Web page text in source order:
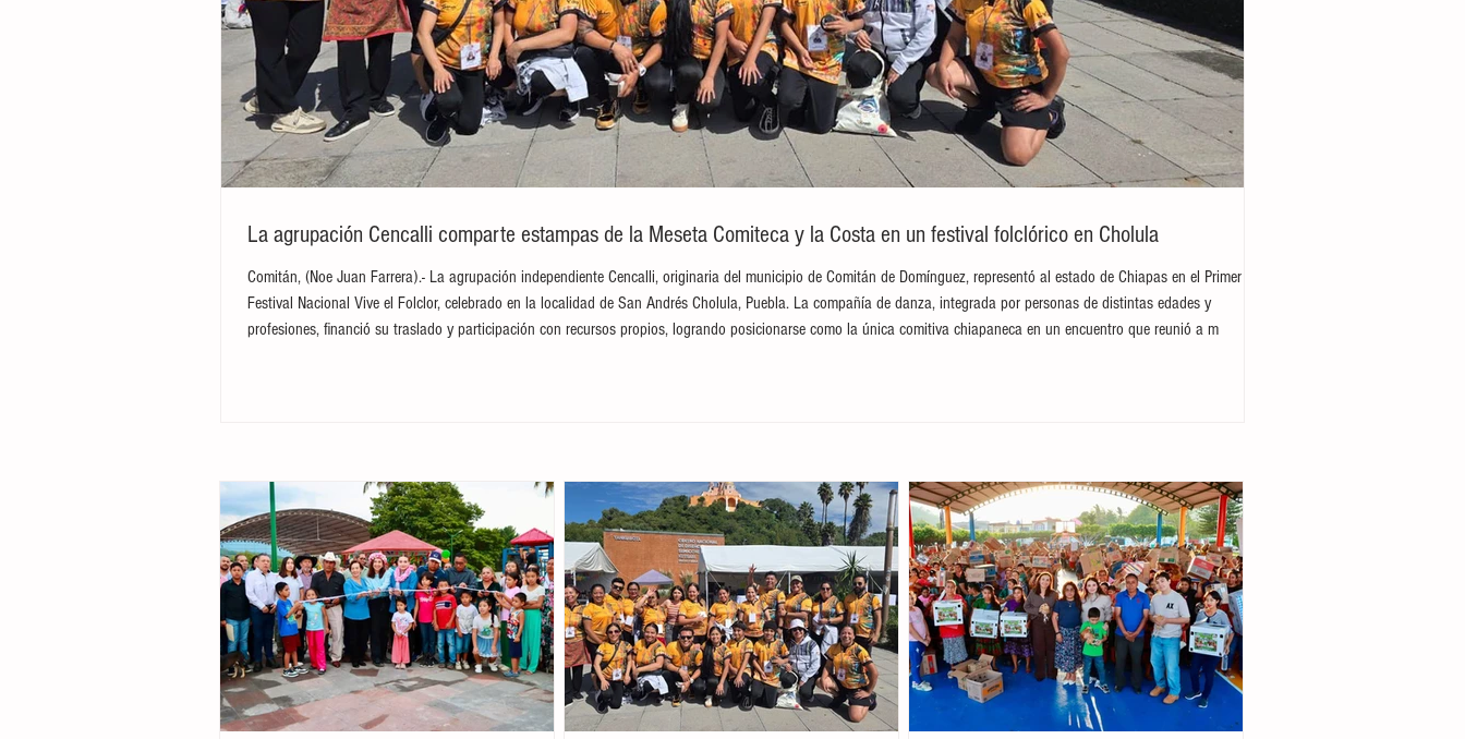
La agrupación Cencalli comparte estampas de la Meseta Comiteca y la Costa en un festival folclórico en Cholula
Comitán, (Noe Juan Farrera).- La agrupación independiente Cencalli, originaria del municipio de Comitán de Domínguez, representó al estado de Chiapas en el Primer
Festival Nacional Vive el Folclor, celebrado en la localidad de San Andrés Cholula, Puebla. La compañía de danza, integrada por personas de distintas edades y
profesiones, financió su traslado y participación con recursos propios, logrando posicionarse como la única comitiva chiapaneca en un encuentro que reunió a m